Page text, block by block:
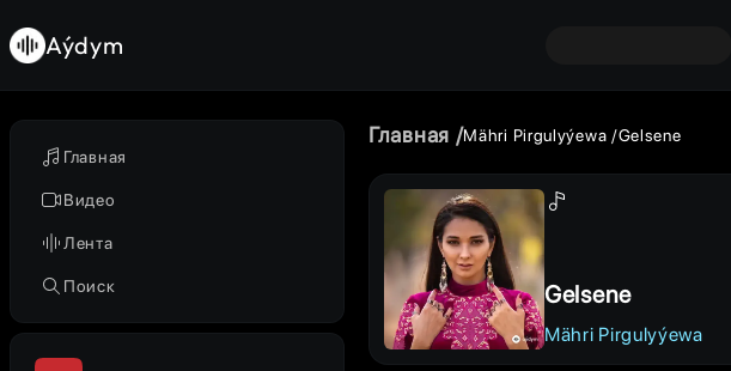
Главная
Видео
Лента
Поиск
Aýdym
Главная Mähri Pirgulyýewa Gelsene
Gelsene
Mähri Pirgulyýewa